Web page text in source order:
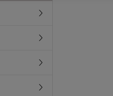
Undermeny för
Undermeny för
Undermeny för
Undermeny för